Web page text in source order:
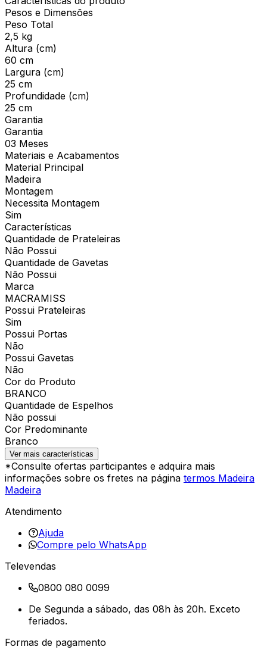
Pesos e Dimensões
Peso Total
2,5 kg
Altura (cm)
60 cm
Largura (cm)
25 cm
Profundidade (cm)
25 cm
Garantia
Garantia
03 Meses
Materiais e Acabamentos
Material Principal
Madeira
Montagem
Necessita Montagem
Sim
Características
Quantidade de Prateleiras
Não Possui
Quantidade de Gavetas
Não Possui
Marca
MACRAMISS
Possui Prateleiras
Sim
Possui Portas
Não
Possui Gavetas
Não
Cor do Produto
BRANCO
Quantidade de Espelhos
Não possui
Cor Predominante
Branco
Ver mais características
*Consulte ofertas participantes e adquira mais
informações sobre os fretes na página termos Madeira
Madeira
Atendimento
Ajuda
Compre pelo WhatsApp
Televendas
0800 080 0099
De Segunda a sábado, das 08h às 20h. Exceto
feriados.
Formas de pagamento